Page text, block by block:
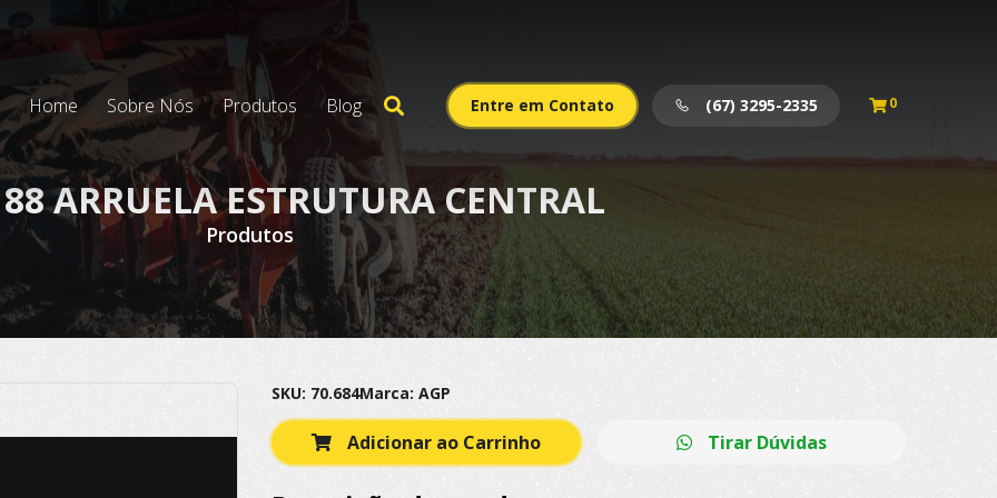
Home Sobre Nós Produtos Blog Entre em Contato (67) 3295-2335 0
ARRUELA ESTRUTURA CENTRAL
Produtos
SKU: 70.684Marca: AGP
Adicionar ao Carrinho Tirar Dúvidas